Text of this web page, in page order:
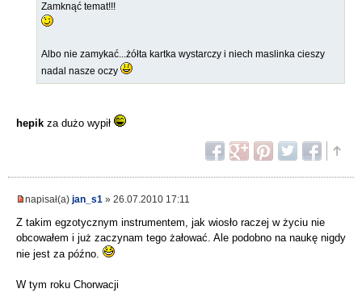
Zamknąć temat!!!
Albo nie zamykać...żółta kartka wystarczy i niech maslinka cieszy
nadal nasze oczy
hepik za dużo wypił
napisał(a) jan_s1 » 26.07.2010 17:11
Z takim egzotycznym instrumentem, jak wiosło raczej w życiu nie
obcowałem i już zaczynam tego żałować. Ale podobno na naukę nigdy
nie jest za późno.
W tym roku Chorwacji